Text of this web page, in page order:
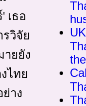
เธอ
วิจัย
ยยัง
ไทย
าง